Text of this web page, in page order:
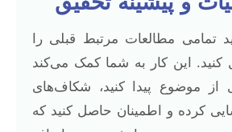
تمامی مطالعات مرتبط قبلی را
کنید. این کار به شما کمک می‌کند
از موضوع پیدا کنید، شکاف‌های
کرده و اطمینان حاصل کنید که